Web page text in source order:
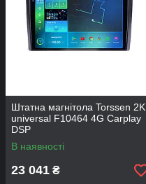
Штатна магнітола Torssen 2K
universal F10464 4G Carplay
DSP
В наявності
23 041 ₴